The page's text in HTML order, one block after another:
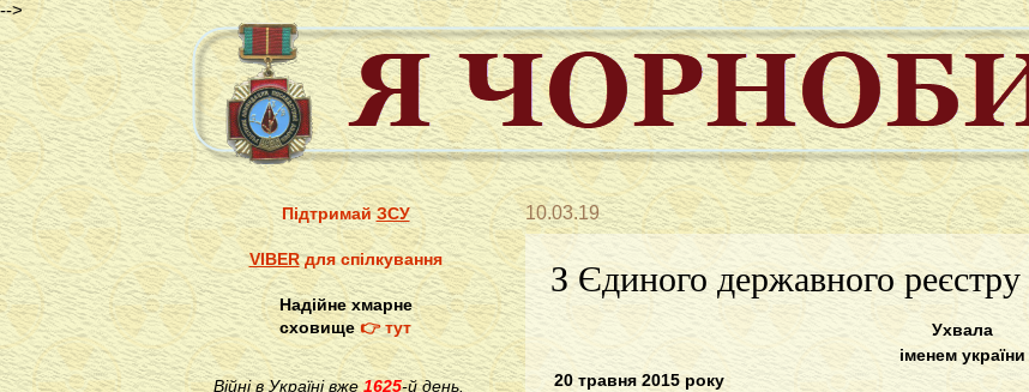
-->
10.03.19
З Єдиного державного
Ухвала
іменем україни
20 травня 2015 року м.
ПідтримайЗСУ
VIBERдля спілкування
Надійне хмарне
сховище👉 тут
Війні в Україні вже1625-й день.